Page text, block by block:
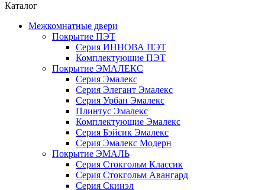
Каталог
Межкомнатные двери
Покрытие ПЭТ
Серия ИННОВА ПЭТ
Комплектующие ПЭТ
Покрытие ЭМАЛЕКС
Серия Эмалекс
Серия Элегант Эмалекс
Серия Урбан Эмалекс
Плинтус Эмалекс
Комплектующие Эмалекс
Серия Бэйсик Эмалекс
Серия Эмалекс Модерн
Покрытие ЭМАЛЬ
Серия Стокгольм Классик
Серия Стокгольм Авангард
Серия Скинэл